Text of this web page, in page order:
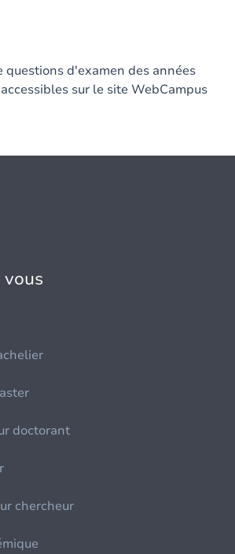
questions d'examen des années
sur le site WebCampus
doctorant
chercheur